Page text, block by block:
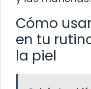
Cómo
en tu
la piel